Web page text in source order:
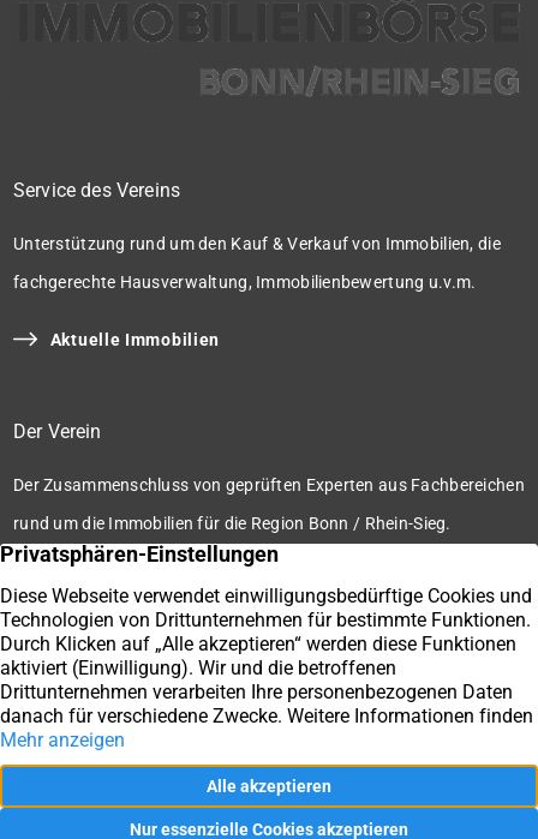
Der Verein
Der Zusammenschluss von geprüften Experten aus Fachbereichen
rund um die Immobilien für die Region Bonn / Rhein-Sieg.
Service des Vereins
Unterstützung rund um den Kauf & Verkauf von Immobilien, die
fachgerechte Hausverwaltung, Immobilienbewertung u.v.m.
Aktuelle Immobilien
Ihre Immobilienmakler der Immobilienbörse Bonn / Rhein-